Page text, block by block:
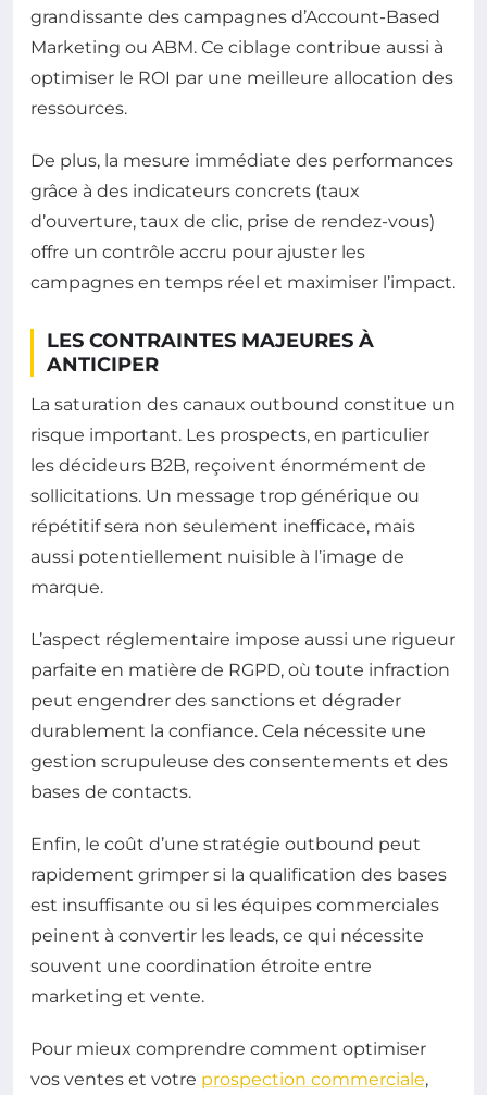
grandissante des campagnes d’Account-Based
Marketing ou ABM. Ce ciblage contribue aussi à
optimiser le ROI par une meilleure allocation des
ressources.
De plus, la mesure immédiate des performances
grâce à des indicateurs concrets (taux
d’ouverture, taux de clic, prise de rendez-vous)
offre un contrôle accru pour ajuster les
campagnes en temps réel et maximiser l’impact.
LES CONTRAINTES MAJEURES À
ANTICIPER
La saturation des canaux outbound constitue un
risque important. Les prospects, en particulier
les décideurs B2B, reçoivent énormément de
sollicitations. Un message trop générique ou
répétitif sera non seulement inefficace, mais
aussi potentiellement nuisible à l’image de
marque.
L’aspect réglementaire impose aussi une rigueur
parfaite en matière de RGPD, où toute infraction
peut engendrer des sanctions et dégrader
durablement la confiance. Cela nécessite une
gestion scrupuleuse des consentements et des
bases de contacts.
Enfin, le coût d’une stratégie outbound peut
rapidement grimper si la qualification des bases
est insuffisante ou si les équipes commerciales
peinent à convertir les leads, ce qui nécessite
souvent une coordination étroite entre
marketing et vente.
Pour mieux comprendre comment optimiser
vos ventes et votre prospection commerciale,